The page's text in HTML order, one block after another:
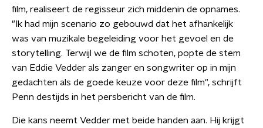
film, realiseert de regisseur zich middenin de opnames.
"Ik had mijn scenario zo gebouwd dat het afhankelijk
was van muzikale begeleiding voor het gevoel en de
storytelling. Terwijl we de film schoten, popte de stem
van Eddie Vedder als zanger en songwriter op in mijn
gedachten als de goede keuze voor deze film", schrijft
Penn destijds in het persbericht van de film.
Die kans neemt Vedder met beide handen aan. Hij krijgt